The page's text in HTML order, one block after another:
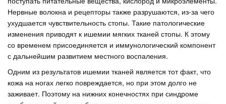
Нервные волокна и рецепторы также разрушаются, из-за чего
ухудшается чувствительность стопы. Такие патологические
изменения приводят к ишемии мягких тканей стопы. К этому
со временем присоединяется и иммунологический компонент
с дальнейшим развитием местного воспаления.
Одним из результатов ишемии тканей является тот факт, что
кожа на ногах легко повреждается, но при этом долго не
заживает. Поэтому на нижних конечностях при синдроме